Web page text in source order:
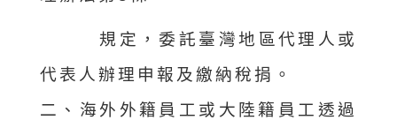
規定，委託臺灣地區代理人或
代表人辦理申報及繳納稅捐。
二、海外外籍員工或大陸籍員工透過